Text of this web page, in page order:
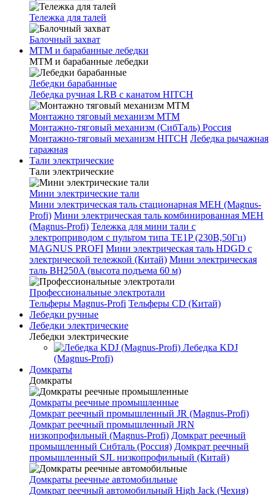
Тележка для талей
Балочный захват
МТМ и барабанные лебедки
МТМ и барабанные лебедки
Лебедки барабанные
Лебедка ручная LRB с канатом HITCH
Монтажно тяговый механизм МТМ
Монтажно-тяговый механизм (СибТаль) Россия
Монтажно-тяговый механизм HITCH Лебедка рычажная
гаражная
Тали электрические
Тали электрические
Мини электрические тали
Мини электрическая таль стационарная МЕН (Magnus-
Profi) Мини электрическая таль комбинированная МЕН
(Magnus-Profi) Тележка для мини тали с
электроприводом с пультом типа TE1P (230В,50Гц)
MAGNUS PROFI Мини электрическая таль HDGD с
электрической тележкой (Китай) Мини электрическая
таль BH250A (высота подъема 60 м)
Профессиональные электротали
Тельферы Magnus-Profi Тельферы CD (Китай)
Лебедки ручные
Лебедки электрические
Лебедки электрические
Лебедка KDJ
(Magnus-Profi)
Домкраты
Домкраты
Домкраты реечные промышленные
Домкрат реечный промышленный JR (Magnus-Profi)
Домкрат реечный промышленный JRN
низкопрофильный (Magnus-Profi) Домкрат реечный
промышленный Сибталь (Россия) Домкрат реечный
промышленный SJL низкопрофильный (Китай)
Домкраты реечные автомобильные
Домкрат реечный автомобильный High Jack (Чехия)